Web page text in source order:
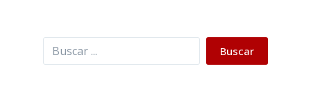
Buscar Buscar